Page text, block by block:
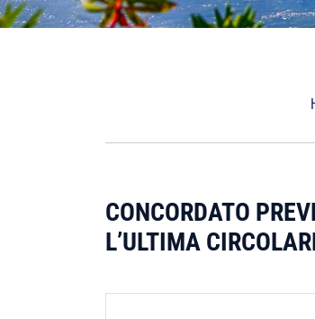
CONCORDATO
L’ULTIMA